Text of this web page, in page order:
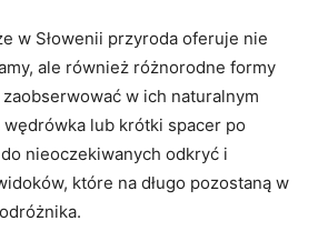
w Słowenii przyroda oferuje nie
ale również różnorodne formy
w ich naturalnym
lub krótki spacer po
nieoczekiwanych odkryć i
które na długo pozostaną w